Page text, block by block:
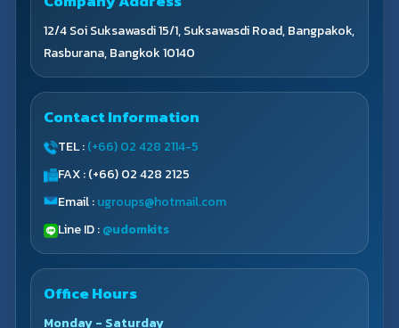
12/4 Soi Suksawasdi 15/1, Suksawasdi Road, Bangpakok,
Rasburana, Bangkok 10140
Contact Information
TEL :(+66) 02 428 2114-5
FAX : (+66) 02 428 2125
Email :ugroups@hotmail.com
Line ID :@udomkits
Office Hours
Monday - Saturday